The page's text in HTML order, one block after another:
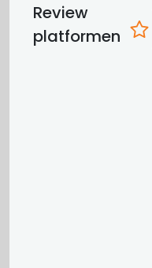
Review
platformen